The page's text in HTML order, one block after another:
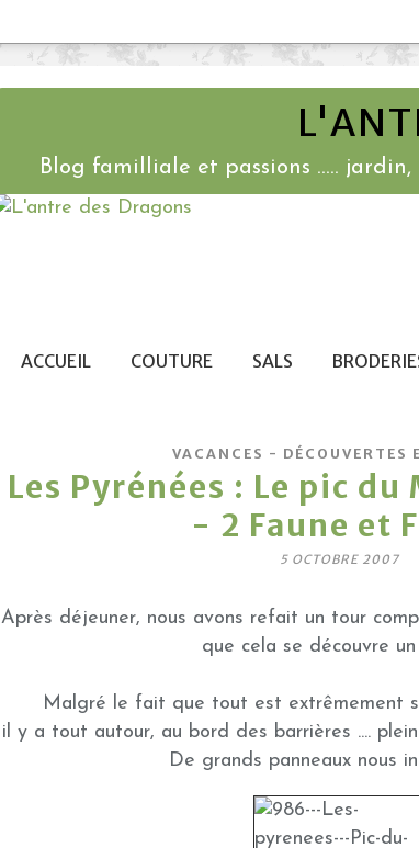
Blog familliale et passions .....
ACCUEIL COUTURE SALS
VACANCES - DÉCOUVERTES
Les Pyrénées : Le pic
- 2 Faune et
5 OCTOBRE 2007
Après déjeuner, nous avons refait un tour
que cela se découvre
Malgré le fait que tout est extrêmement
il y a tout autour, au bord des barrières ....
De grands panneaux nous